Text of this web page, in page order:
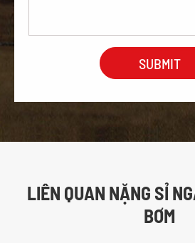
LIÊN QUAN NẶNG SỈ
BƠM